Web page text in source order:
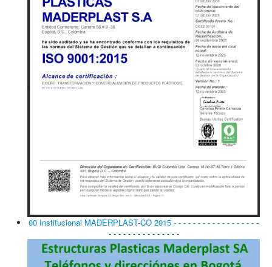
00 Institucional MADERPLAST-CO 2015 - - - - - - - - - - - - - - - - - -
- - - - - - - - - - - - - - -